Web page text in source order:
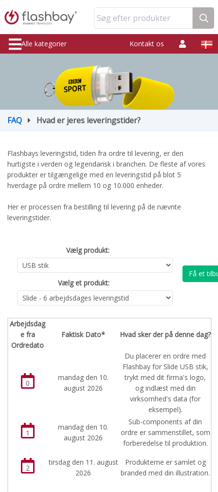
Søg efter produkter
Alle kategorier Kontakt os
FAQ Hvad er jeres leveringstider?
Flashbays leveringstid, tiden fra ordre til levering, er den
hurtigste i verden og legendarisk i branchen. De fleste af vores
produkter er tilgængelige med en leveringstid på blot 5
hverdage på ordre mellem 10 og 10.000 enheder.
Her er processen fra bestilling til levering på de nævnte
leveringstider.
Vælg produkt:
Vælg et produkt:
Få et
Arbejdsdag
e fra
Ordredato
Faktisk Dato* Hvad sker der på denne dag?
0
mandag den 10.
august 2026
Du placerer en ordre med
Flashbay for Slide USB stik,
trykt med dit firma's logo,
og indlæst med din
virksomhed's data (for
eksempel).
1
mandag den 10.
august 2026
Sub-components af din
ordre er sammenstillet, som
forberedelse til produktion.
2
tirsdag den 11. august
2026
Produkterne er samlet og
branded med din illustration.